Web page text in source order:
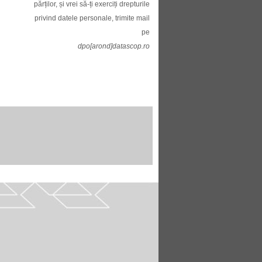
părților, și vrei să-ți exerciți drepturile
privind datele personale, trimite mail
pe
dpo[arond]datascop.ro